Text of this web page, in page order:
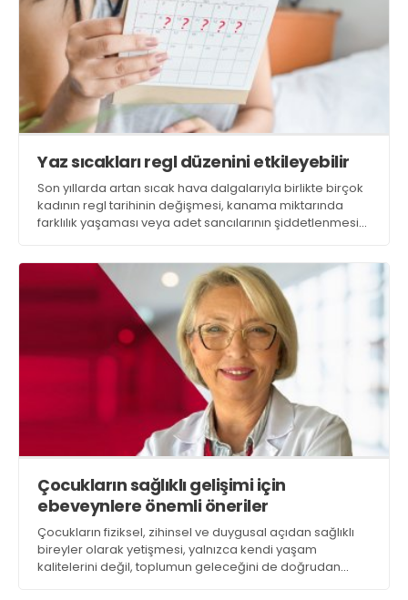
Yaz sıcakları regl düzenini etkileyebilir
Son yıllarda artan sıcak hava dalgalarıyla birlikte birçok
kadının regl tarihinin değişmesi, kanama miktarında
farklılık yaşaması veya adet sancılarının şiddetlenmesi
bağlanmaması gerektiğini ancak sıcaklığın önemli bir
tetikleyici olabileceğini ifade ediyor
Çocukların sağlıklı gelişimi için
ebeveynlere önemli öneriler
Çocukların fiziksel, zihinsel ve duygusal açıdan sağlıklı
bireyler olarak yetişmesi, yalnızca kendi yaşam
kalitelerini değil, toplumun geleceğini de doğrudan